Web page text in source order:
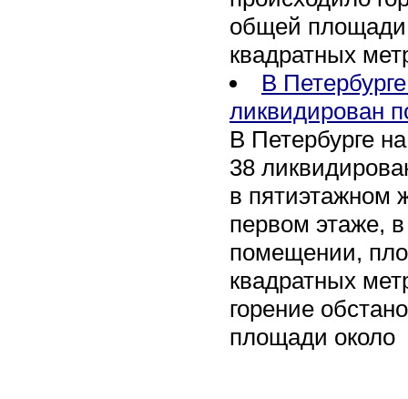
общей площади
квадратных
В
ликвидирован
В Петербурге
38
в пятиэтажном
первом этаже,
помещении,
квадратных
горение
площади около